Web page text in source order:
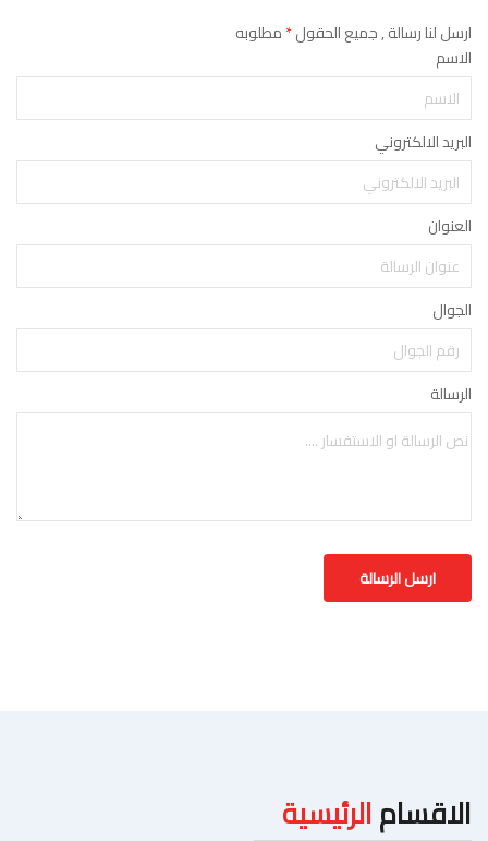
ارسل لنا رسالة , جميع الحقول*مطلوبه
الاسم
البريد الالكتروني
العنوان
الجوال
الرسالة
الاقسامالرئيسية